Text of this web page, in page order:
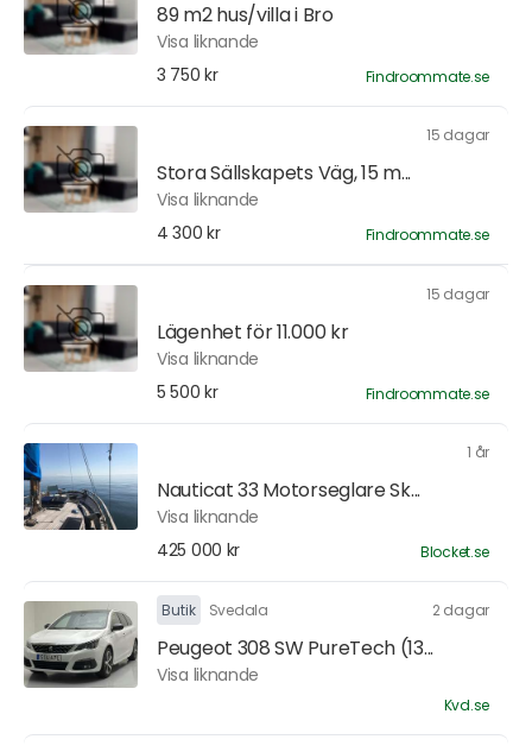
89 m2 hus/villa i Bro
Visa liknande
3 750 kr
Findroommate.se
15 dagar
Stora Sällskapets Väg, 15 m...
Visa liknande
4 300 kr
Findroommate.se
15 dagar
Lägenhet för 11.000 kr
Visa liknande
5 500 kr
Findroommate.se
1 år
Nauticat 33 Motorseglare Sk...
Visa liknande
425 000 kr
Blocket.se
Butik Svedala 2 dagar
Peugeot 308 SW PureTech (13...
Visa liknande
Kvd.se